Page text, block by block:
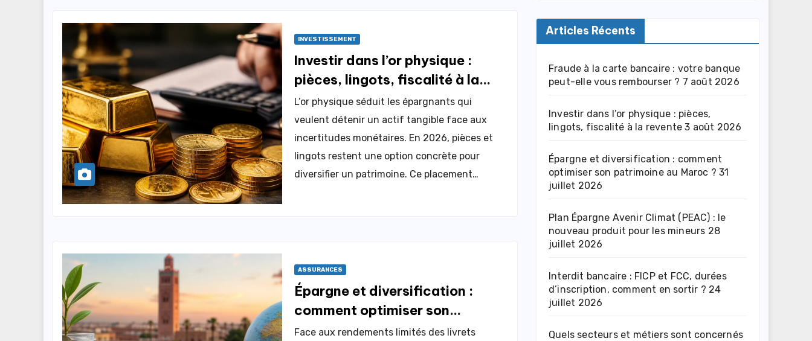
INVESTISSEMENT
Investir dans l’or physique :
pièces, lingots, fiscalité à la
revente
L’or physique séduit les épargnants qui
veulent détenir un actif tangible face aux
incertitudes monétaires. En 2026, pièces et
lingots restent une option concrète pour
diversifier un patrimoine. Ce placement…
ASSURANCES
Épargne et diversification :
comment optimiser son
patrimoine au Maroc ?
Face aux rendements limités des livrets
Articles Récents
Fraude à la carte bancaire : votre banque
peut-elle vous rembourser ? 7 août 2026
Investir dans l’or physique : pièces,
lingots, fiscalité à la revente 3 août 2026
Épargne et diversification : comment
optimiser son patrimoine au Maroc ? 31
juillet 2026
Plan Épargne Avenir Climat (PEAC) : le
nouveau produit pour les mineurs 28
juillet 2026
Interdit bancaire : FICP et FCC, durées
d’inscription, comment en sortir ? 24
juillet 2026
Quels secteurs et métiers sont concernés